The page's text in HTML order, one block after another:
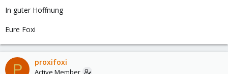
In guter Hoffnung
Eure Foxi
P proxifoxi
Active Member